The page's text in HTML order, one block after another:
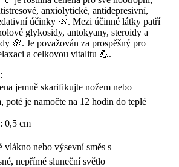
anxiolytické, antidepresivní,
účinky 🌿. Mezi účinné látky patří
glykosidy, antokyany, steroidy a
🌸. Je považován za prospěšný pro
a celkovou vitalitu 💪.
jemně skarifikujte nožem nebo
poté je namočte na 12 hodin do teplé
0,5 cm
nebo výsevní směs s
nepřímé sluneční světlo